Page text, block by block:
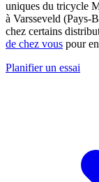
uniques du tricycle
à Varsseveld (Pays-
chez certains
de chez vous pour
Planifier un essai